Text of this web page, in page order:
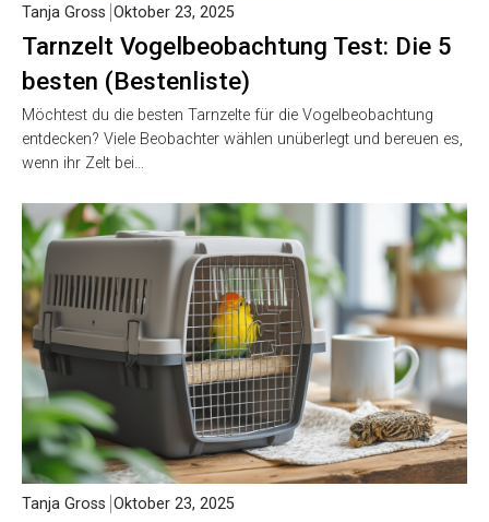
Tarnzelt Vogelbeobachtung Test: Die 5
besten (Bestenliste)
Tanja Gross Oktober 23, 2025
Möchtest du die besten Tarnzelte für die Vogelbeobachtung
entdecken? Viele Beobachter wählen unüberlegt und bereuen es,
wenn ihr Zelt bei…
Tanja Gross Oktober 23, 2025